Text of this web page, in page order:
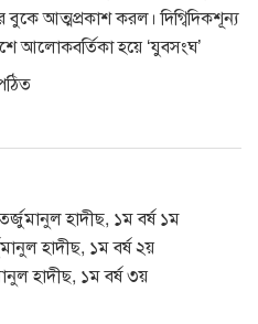
বুকে আত্মপ্রকাশ করল। দিগ্বিদিকশূন্য
আলোকবর্তিকা হয়ে ‘যুবসংঘ’
হাদীছ, ১ম বর্ষ ১ম
হাদীছ, ১ম বর্ষ ২য়
হাদীছ, ১ম বর্ষ ৩য়